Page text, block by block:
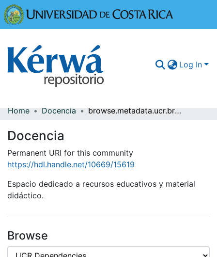
Log In
More Information
Browse Kérwá
Home Docencia browse.metadata.ucr.breadcrumbs
Docencia
Permanent URI for this community
https://hdl.handle.net/10669/15619
Espacio dedicado a recursos educativos y material
didáctico.
Browse